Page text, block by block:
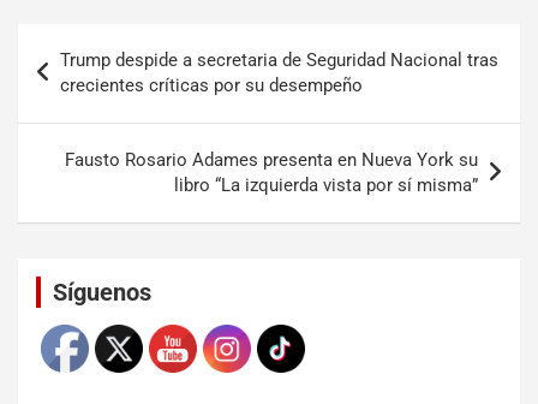
Trump despide a secretaria de Seguridad Nacional tras
crecientes críticas por su desempeño
Fausto Rosario Adames presenta en Nueva York su
libro “La izquierda vista por sí misma”
Síguenos